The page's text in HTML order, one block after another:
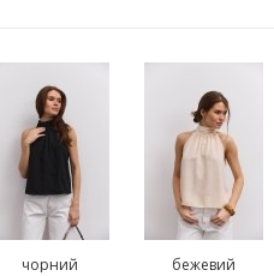
чорний бежевий